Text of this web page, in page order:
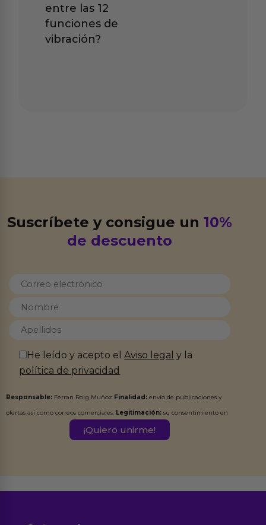
entre las 12
funciones de
vibración?
Suscríbete y consigue un10%
de descuento
He leído y acepto elAviso legal y la
política de privacidad
Responsable: Ferran Roig Muñoz Finalidad: envío de publicaciones y
ofertas así como correos comerciales. Legitimación: su consentimiento en
Destinatarios:Ferran Roig Muñoz. Podrás ejercer tus